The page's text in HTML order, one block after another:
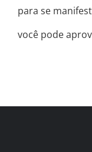
para se
você pode